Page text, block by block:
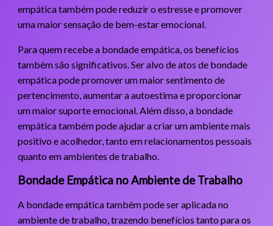
empática também pode reduzir o estresse e promover
uma maior sensação de bem-estar emocional.
Para quem recebe a bondade empática, os benefícios
também são significativos. Ser alvo de atos de bondade
empática pode promover um maior sentimento de
pertencimento, aumentar a autoestima e proporcionar
um maior suporte emocional. Além disso, a bondade
empática também pode ajudar a criar um ambiente mais
positivo e acolhedor, tanto em relacionamentos pessoais
quanto em ambientes de trabalho.
Bondade Empática no Ambiente de Trabalho
A bondade empática também pode ser aplicada no
ambiente de trabalho, trazendo benefícios tanto para os